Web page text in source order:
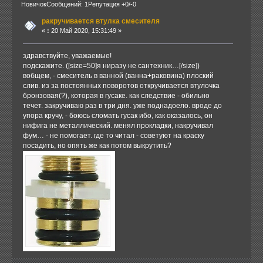
НовичокСообщений: 1 Репутация +0/-0
ракручивается втулка смесителя
« : 20 Май 2020, 15:31:49 »
здравствуйте, уважаемые!
подскажите. ([size=50]я ниразу не сантехник…[/size])
вобщем, - смеситель в ванной (ванна+раковина) плоский
слив. из за постоянных поворотов откручивается втулочка
бронзовая(?), которая в гусаке. как следствие - обильно
течет. закручиваю раз в три дня. уже поднадоело. вроде до
упора кручу, - боюсь сломать гусак ибо, как оказалось, он
нифига не металлический. менял прокладки, накручивал
фум… - не помогает. где то читал - советуют на краску
посадить, но опять же как потом выкрутить?